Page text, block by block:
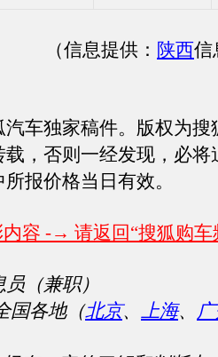
（信息提供： 陕西信
车独家稿件。版权为搜
，否则一经发现，必将
报价格当日有效。
容 -→ 请返回“搜狐购车
（兼职）
各地（北京、 上海、